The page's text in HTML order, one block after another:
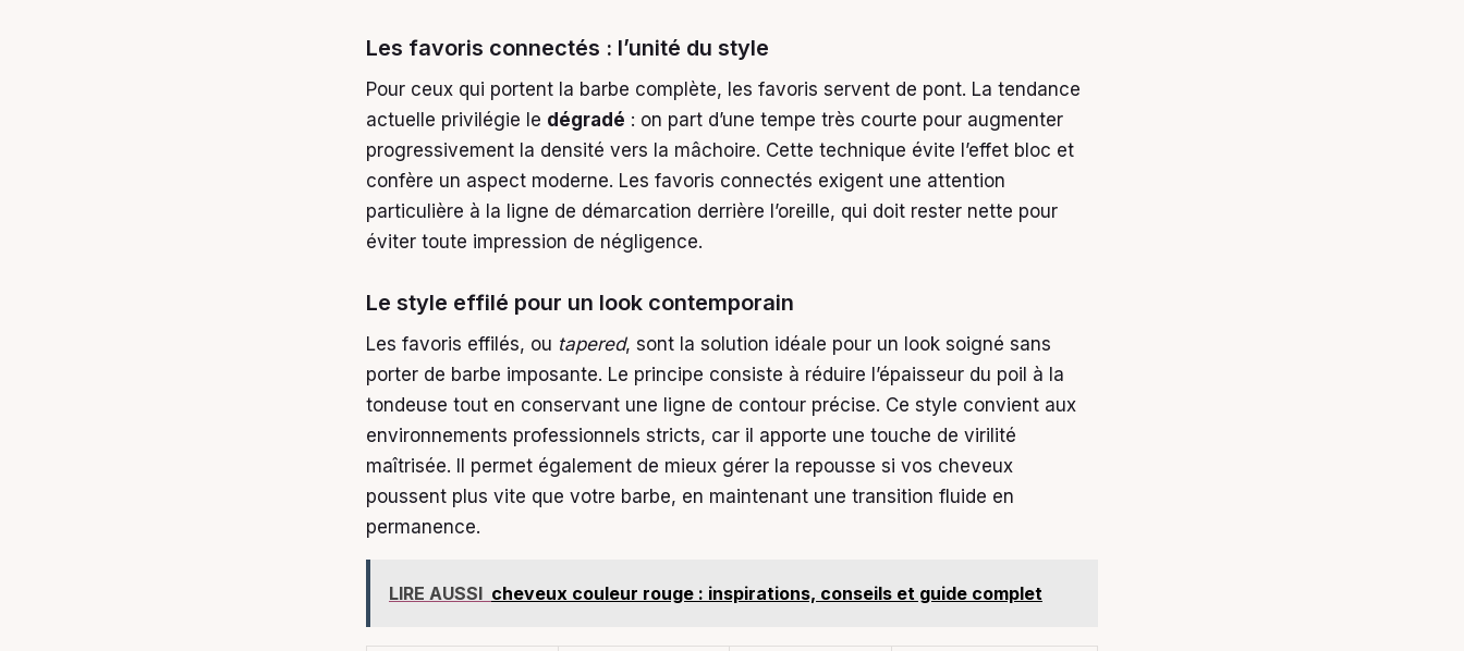
Les favoris connectés : l’unité du style
Pour ceux qui portent la barbe complète, les favoris servent de pont. La tendance
actuelle privilégie le dégradé : on part d’une tempe très courte pour augmenter
progressivement la densité vers la mâchoire. Cette technique évite l’effet bloc et
confère un aspect moderne. Les favoris connectés exigent une attention
particulière à la ligne de démarcation derrière l’oreille, qui doit rester nette pour
éviter toute impression de négligence.
Le style effilé pour un look contemporain
Les favoris effilés, ou tapered, sont la solution idéale pour un look soigné sans
porter de barbe imposante. Le principe consiste à réduire l’épaisseur du poil à la
tondeuse tout en conservant une ligne de contour précise. Ce style convient aux
environnements professionnels stricts, car il apporte une touche de virilité
maîtrisée. Il permet également de mieux gérer la repousse si vos cheveux
poussent plus vite que votre barbe, en maintenant une transition fluide en
permanence.
LIRE AUSSI cheveux couleur rouge : inspirations, conseils et guide complet